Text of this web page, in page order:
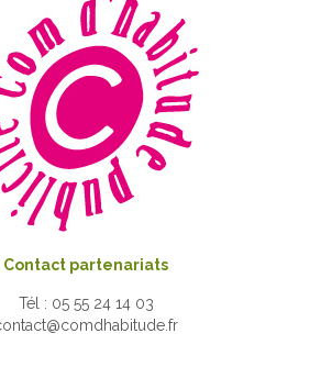
Contact partenariats
Tél : 05 55 24 14 03